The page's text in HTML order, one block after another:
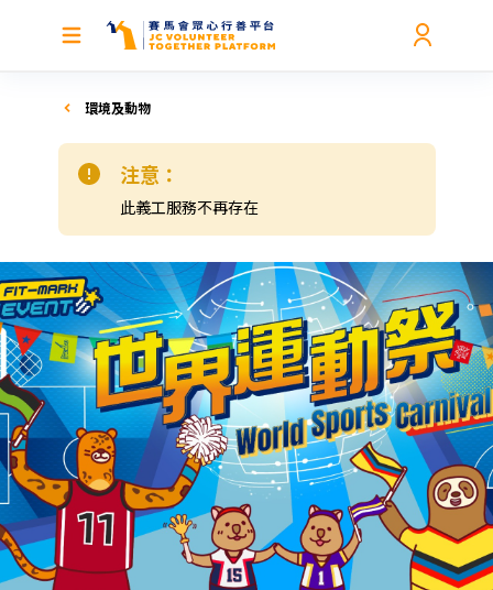
環境及動物
注意：
此義工服務不再存在